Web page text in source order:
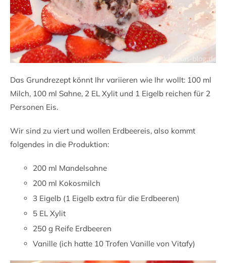
Das Grundrezept könnt Ihr variieren wie Ihr wollt: 100 ml
Milch, 100 ml Sahne, 2 EL Xylit und 1 Eigelb reichen für 2
Personen Eis.
Wir sind zu viert und wollen Erdbeereis, also kommt
folgendes in die Produktion:
200 ml Mandelsahne
200 ml Kokosmilch
3 Eigelb (1 Eigelb extra für die Erdbeeren)
5 EL Xylit
250 g Reife Erdbeeren
Vanille (ich hatte 10 Trofen Vanille von Vitafy)